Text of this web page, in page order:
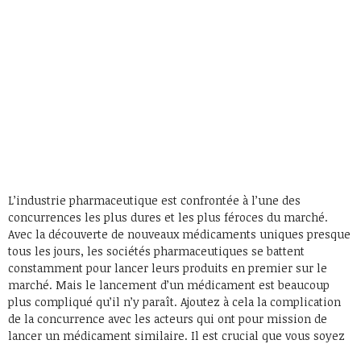
L’industrie pharmaceutique est confrontée à l’une des
concurrences les plus dures et les plus féroces du marché.
Avec la découverte de nouveaux médicaments uniques presque
tous les jours, les sociétés pharmaceutiques se battent
constamment pour lancer leurs produits en premier sur le
marché. Mais le lancement d’un médicament est beaucoup
plus compliqué qu’il n’y paraît. Ajoutez à cela la complication
de la concurrence avec les acteurs qui ont pour mission de
lancer un médicament similaire. Il est crucial que vous soyez